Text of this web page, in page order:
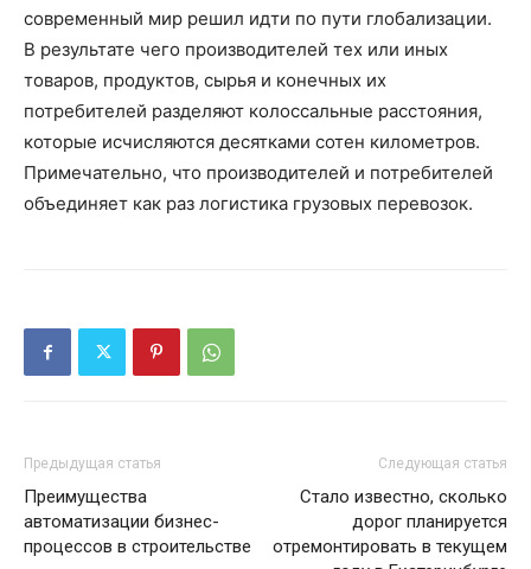
современный мир решил идти по пути глобализации.
В результате чего производителей тех или иных
товаров, продуктов, сырья и конечных их
потребителей разделяют колоссальные расстояния,
которые исчисляются десятками сотен километров.
Примечательно, что производителей и потребителей
объединяет как раз логистика грузовых перевозок.
Предыдущая статья
Преимущества
автоматизации бизнес-
процессов в строительстве
Следующая статья
Стало известно, сколько
дорог планируется
отремонтировать в текущем